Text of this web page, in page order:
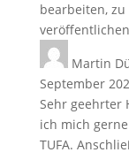
bearbeiten,
Martin
September
Sehr geehrter
ich mich
TUFA.